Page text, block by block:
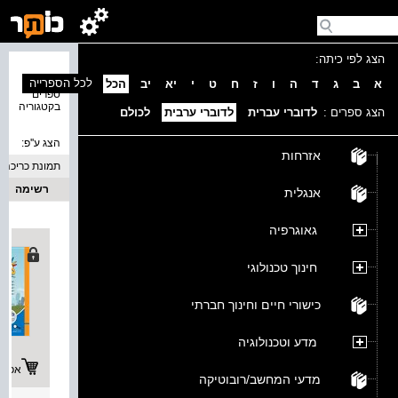
הצג לפי כיתה:
א
ב ג ד ה ו ז ח ט י יא יב הכל
הצג ספרים : לדוברי עברית לדוברי ערבית לכולם
אזרחות
אנגלית
גאוגרפיה
חינוך טכנולוגי
כישורי חיים וחינוך חברתי
מדע וטכנולוגיה
מדעי המחשב/רובוטיקה
ספרים
בקטגוריה
לכל הספרייה
הצג ע''פ:
תמונת כריכה
רשימה